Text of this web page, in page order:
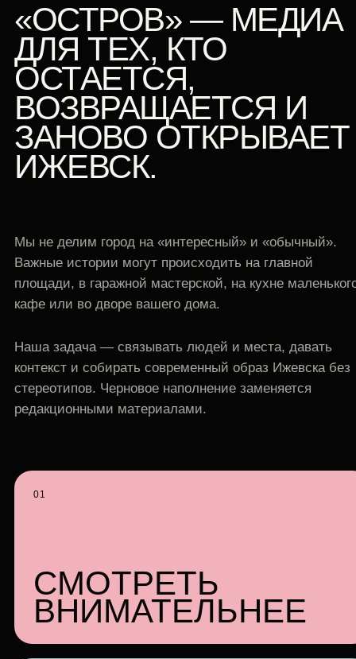
«ОСТРОВ» — МЕДИА
ДЛЯ ТЕХ, КТО
ОСТАЕТСЯ,
ВОЗВРАЩАЕТСЯ И
ЗАНОВО ОТКРЫВАЕТ
ИЖЕВСК.
Мы не делим город на «интересный» и «обычный».
Важные истории могут происходить на главной
площади, в гаражной мастерской, на кухне
кафе или во дворе вашего дома.
Наша задача — связывать людей и места, давать
контекст и собирать современный образ Ижевска без
стереотипов. Черновое наполнение заменяется
редакционными материалами.
01
СМОТРЕТЬ
ВНИМАТЕЛЬНЕЕ